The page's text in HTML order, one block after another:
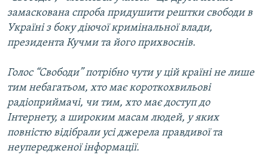
замаскована спроба придушити рештки свободи в
Україні з боку діючої кримінальної влади,
президента Кучми та його прихвоснів.
Голос “Свободи” потрібно чути у цій країні не лише
тим небагатьом, хто має короткохвильові
радіоприймачі, чи тим, хто має доступ до
Інтернету, а широким масам людей, у яких
повністю відібрали усі джерела правдивої та
неупередженої інформації.